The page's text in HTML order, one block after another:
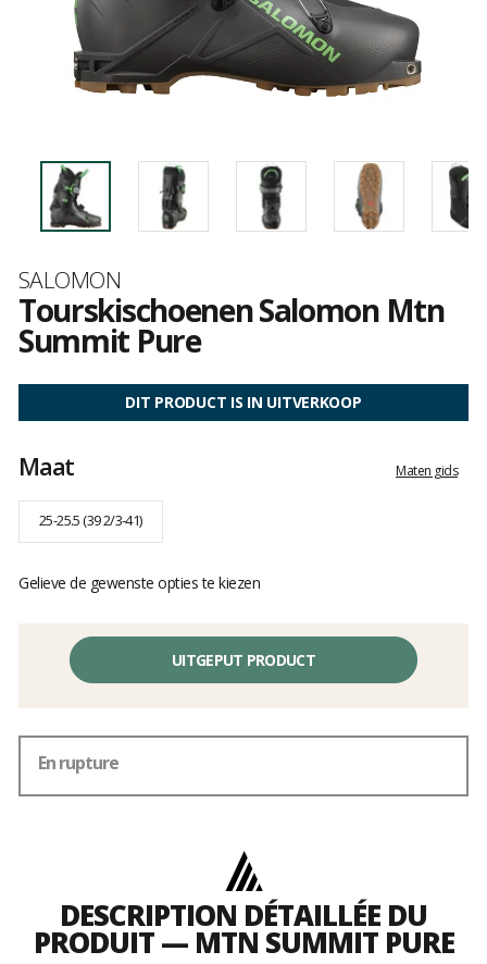
Merk
SALOMON
Tourskischoenen Salomon Mtn
Summit Pure
oordeel
DIT PRODUCT IS IN UITVERKOOP
Maat Maten gids
25-25.5 (39 2/3-41)
Gelieve de gewenste opties te kiezen
UITGEPUT PRODUCT
En rupture
DESCRIPTION DÉTAILLÉE DU
PRODUIT — MTN SUMMIT PURE